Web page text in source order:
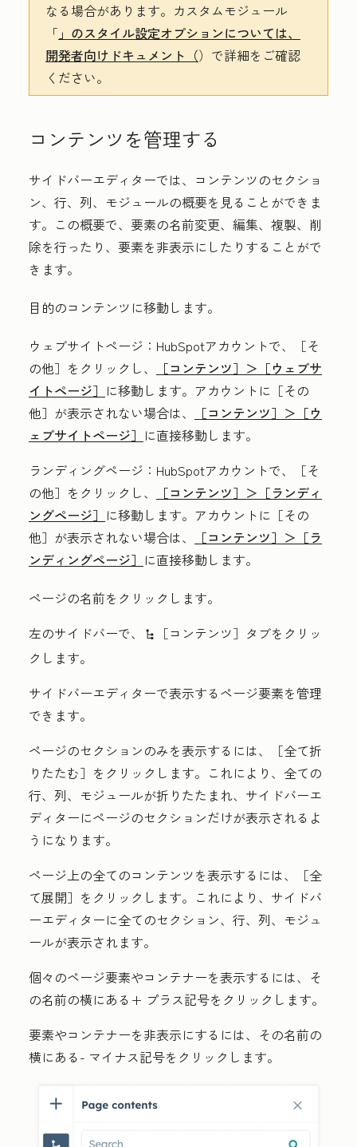
なる場合があります。カスタムモジュール
「 」のスタイル設定オプションについては、
開発者向けドキュメント（）で詳細をご確認
ください。
コンテンツを管理する
サイドバーエディターでは、コンテンツのセクショ
ン、行、列、モジュールの概要を見ることができま
す。この概要で、要素の名前変更、編集、複製、削
除を行ったり、要素を非表示にしたりすることがで
きます。
目的のコンテンツに移動します。
ウェブサイトページ ：HubSpotアカウントで、
［そ
の他］をクリックし、
［コンテンツ］＞ ［ウェブサ
イトページ］ に移動します。アカウントに ［その
他］が表示されない場合は、
［コンテンツ］＞ ［ウ
ェブサイトページ］ に直接移動します。
ランディングページ ：HubSpotアカウントで、
［そ
の他］をクリックし、
［コンテンツ］＞ ［ランディ
ングページ］ に移動します。アカウントに ［その
他］が表示されない場合は、
［コンテンツ］＞ ［ラ
ンディングページ］ に直接移動します。
ページの名前をクリックします。
左のサイドバーで、
siteTree
［コンテンツ］タブをクリッ
クします。
サイドバーエディターで表示するページ要素を管理
できます。
ページのセクションのみを表示するには、［全て折
りたたむ］ をクリックします。これにより、全ての
行、列、モジュールが折りたたまれ、サイドバーエ
ディターにページのセクションだけが表示されるよ
うになります。
ページ上の全てのコンテンツを表示するには、［全
て展開］ をクリックします。これにより、サイドバ
ーエディターに全てのセクション、行、列、モジュ
ールが表示されます。
個々のページ要素やコンテナーを表示するには、そ
の名前の横にある + プラス記号をクリックします。
要素やコンテナーを非表示にするには、その名前の
横にある- マイナス記号をクリックします。